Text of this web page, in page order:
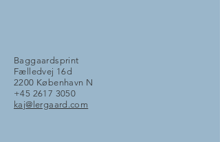
Baggaardsprint
Fælledvej 16d
2200 København N
+45 2617 3050
kaj@lergaard.com